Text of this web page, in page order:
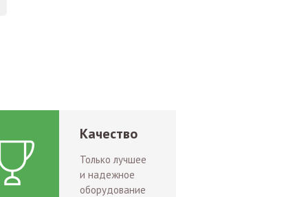
Качество
Только лучшее
и надежное
оборудование